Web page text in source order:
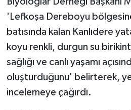
'Lefkoşa Dereboyu
batısında kalan Kanlıdere
koyu renkli, durgun su
sağlığı ve canlı yaşamı
oluşturduğunu' belirterek,
incelemeye çağırdı.
MAGAZİN
Nöbetçi Eczaneler
ÖZEL HABER